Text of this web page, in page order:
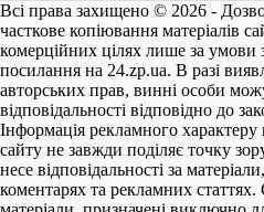
Всі права захищено © 2026 -
часткове копіювання матеріалів
комерційних цілях лише за умови
посилання на 24.zp.ua. В разі
авторських прав, винні особи
відповідальності відповідно до
Інформація рекламного характеру
сайту не завжди поділяє точку
несе відповідальності за
коментарях та рекламних статтях.